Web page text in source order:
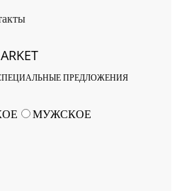
ПРЕДЛОЖЕНИЯ
МУЖСКОЕ